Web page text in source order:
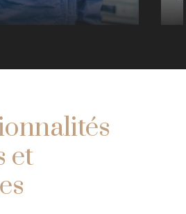
financières du
et